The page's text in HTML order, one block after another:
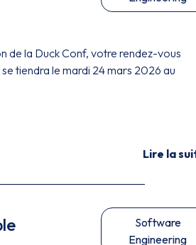
de la Duck Conf, votre rendez-vous
tiendra le mardi 24 mars 2026 au
Lire la
Software
Engineering